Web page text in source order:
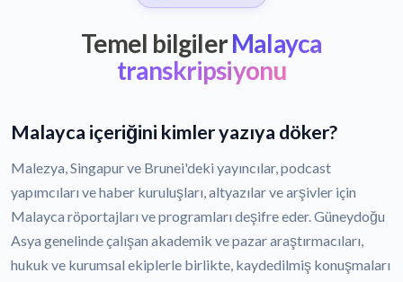
Temel bilgilerMalayca
transkripsiyonu
Malayca içeriğini kimler yazıya döker?
Malezya, Singapur ve Brunei'deki yayıncılar, podcast
yapımcıları ve haber kuruluşları, altyazılar ve arşivler için
Malayca röportajları ve programları deşifre eder. Güneydoğu
Asya genelinde çalışan akademik ve pazar araştırmacıları,
hukuk ve kurumsal ekiplerle birlikte, kaydedilmiş konuşmaları